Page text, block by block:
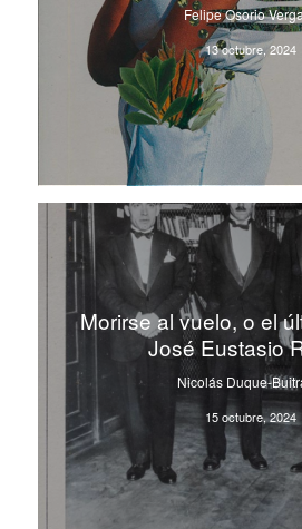
Felipe Osorio
13 octubre, 2024
Morirse al vuelo, o el
José Eustasio
Nicolás Duque-
15 octubre, 2024